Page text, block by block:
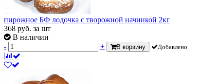
пирожное БФ лодочка с творожной начинкой 2кг
368 руб. за шт
В наличии
-
+ В корзину Добавлено